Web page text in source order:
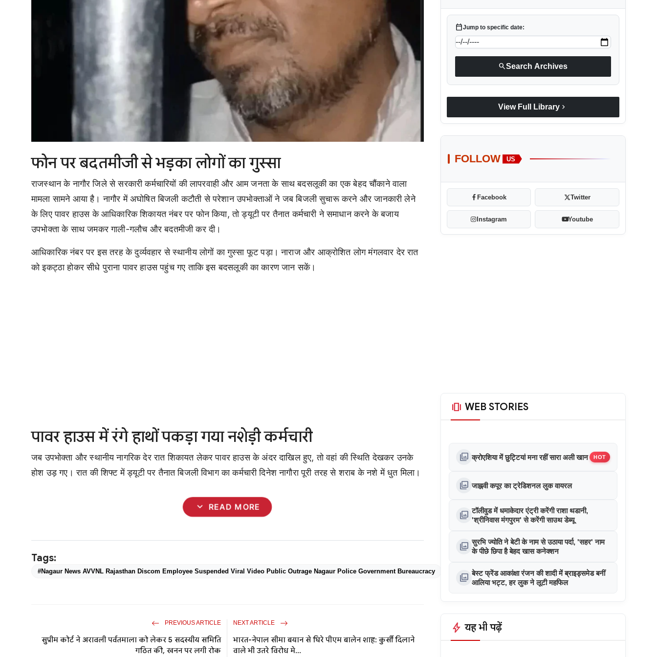
फोन पर बदतमीजी से भड़का लोगों का गुस्सा
राजस्थान के नागौर जिले से सरकारी कर्मचारियों की लापरवाही और आम जनता के साथ बदसलूकी का एक बेहद चौंकाने वाला
मामला सामने आया है। नागौर में अघोषित बिजली कटौती से परेशान उपभोक्ताओं ने जब बिजली सुचारू करने और जानकारी लेने
के लिए पावर हाउस के आधिकारिक शिकायत नंबर पर फोन किया, तो ड्यूटी पर तैनात कर्मचारी ने समाधान करने के बजाय
उपभोक्ता के साथ जमकर गाली-गलौच और बदतमीजी कर दी।
आधिकारिक नंबर पर इस तरह के दुर्व्यवहार से स्थानीय लोगों का गुस्सा फूट पड़ा। नाराज और आक्रोशित लोग मंगलवार देर रात
को इकट्ठा होकर सीधे पुराना पावर हाउस पहुंच गए ताकि इस बदसलूकी का कारण जान सकें।
पावर हाउस में रंगे हाथों पकड़ा गया नशेड़ी कर्मचारी
जब उपभोक्ता और स्थानीय नागरिक देर रात शिकायत लेकर पावर हाउस के अंदर दाखिल हुए, तो वहां की स्थिति देखकर उनके
होश उड़ गए। रात की शिफ्ट में ड्यूटी पर तैनात बिजली विभाग का कर्मचारी दिनेश नागौरा पूरी तरह से शराब के नशे में धुत मिला।
expand_more READ MORE
Tags:
#Nagaur News AVVNL Rajasthan Discom Employee Suspended Viral Video Public Outrage Nagaur Police Government Bureaucracy
PREVIOUS ARTICLE
सुप्रीम कोर्ट ने अरावली पर्वतमाला को लेकर 5 सदस्यीय समिति
गठित की, खनन पर लगी रोक
NEXT ARTICLE
भारत-नेपाल सीमा बयान से घिरे पीएम बालेन शाह: कुर्सी दिलाने
वाले भी उतरे विरोध मे...
calendar_todayJump to specific date:
searchSearch Archives
View Full Library chevron_right
FOLLOW US
Facebook Twitter
Instagram Youtube
amp_stories WEB STORIES
photo_library क्रोएशिया में छुट्टियां मना रहीं सारा अली खान HOT
photo_library जाह्नवी कपूर का ट्रेडिशनल लुक वायरल
photo_library टॉलीवुड में धमाकेदार एंट्री करेंगी राशा थडानी,
'श्रीनिवास मंगपुरम' से करेंगी साउथ डेब्यू
photo_library सुरभि ज्योति ने बेटी के नाम से उठाया पर्दा, 'सहर' नाम
के पीछे छिपा है बेहद खास कनेक्शन
photo_library बेस्ट फ्रेंड आकांक्षा रंजन की शादी में ब्राइड्समेड बनीं
आलिया भट्ट, हर लुक ने लूटी महफिल
bolt यह भी पढ़ें